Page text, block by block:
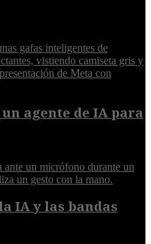
agente de IA para
IA y las bandas